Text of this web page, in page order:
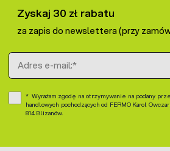
Zyskaj 30 zł rabatu
za zapis do newslettera (przy
Adres e-mail
Wyrażam zgodę na otrzymywanie na podany
handlowych pochodzących od FERMO Karol
814 Blizanów.